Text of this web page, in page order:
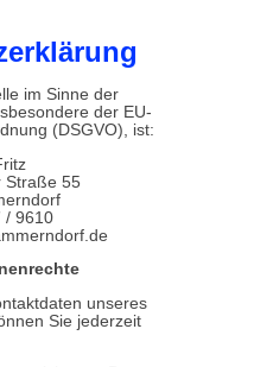
im Sinne der
der EU-
(DSGVO), ist:
Straße 55
/ 9610
unseres
Sie jederzeit